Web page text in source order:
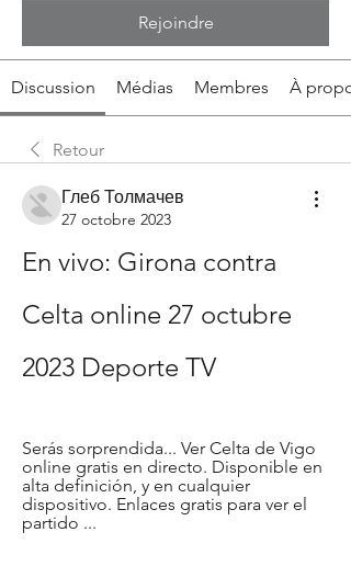
Rejoindre
Discussion Médias Membres À
Retour
Глеб Толмачев
27 octobre 2023
En vivo: Girona contra
Celta online 27 octubre
2023 Deporte TV
Serás sorprendida... Ver Celta de Vigo
online gratis en directo. Disponible en
alta definición, y en cualquier
dispositivo. Enlaces gratis para ver el
partido ...